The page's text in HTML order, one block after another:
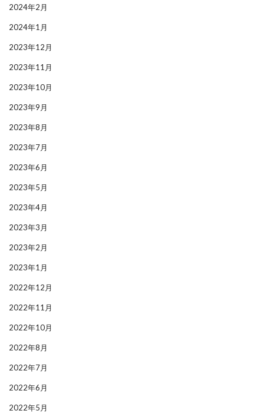
2024年2月
2024年1月
2023年12月
2023年11月
2023年10月
2023年9月
2023年8月
2023年7月
2023年6月
2023年5月
2023年4月
2023年3月
2023年2月
2023年1月
2022年12月
2022年11月
2022年10月
2022年8月
2022年7月
2022年6月
2022年5月